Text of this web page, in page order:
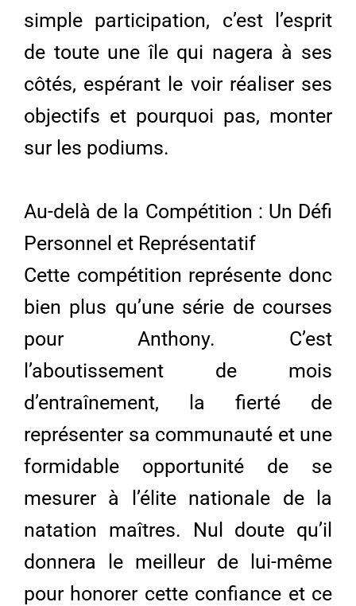
simple participation, c’est l’esprit
de toute une île qui nagera à ses
côtés, espérant le voir réaliser ses
objectifs et pourquoi pas, monter
sur les podiums.
Au-delà de la Compétition : Un Défi
Personnel et Représentatif
Cette compétition représente donc
bien plus qu’une série de courses
pour Anthony. C’est
l’aboutissement de mois
d’entraînement, la fierté de
représenter sa communauté et une
formidable opportunité de se
mesurer à l’élite nationale de la
natation maîtres. Nul doute qu’il
donnera le meilleur de lui-même
pour honorer cette confiance et ce